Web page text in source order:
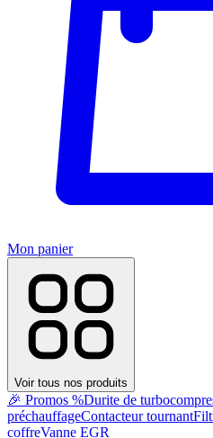
Mon panier
Voir tous nos produits
🎉 Promos %Durite de
préchauffageContacteur tournant
coffreVanne EGR